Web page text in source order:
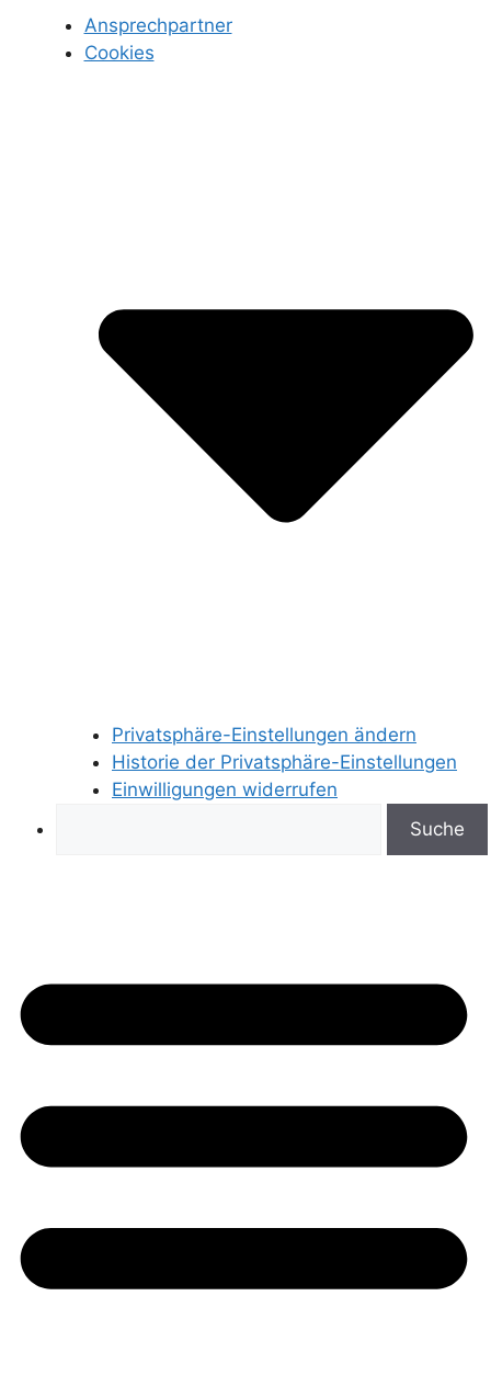
Ansprechpartner
Cookies
Privatsphäre-Einstellungen ändern
Historie der Privatsphäre-Einstellungen
Einwilligungen widerrufen